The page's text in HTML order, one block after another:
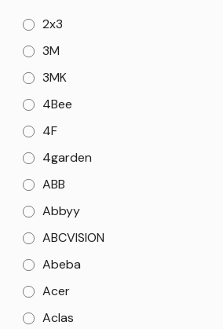
2x3
3M
3MK
4Bee
4F
4garden
ABB
Abbyy
ABCVISION
Abeba
Acer
Aclas